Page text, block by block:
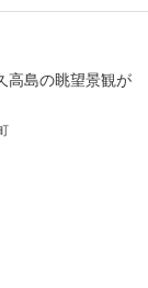
高島の眺望景観が